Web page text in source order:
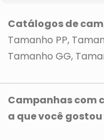
Perfume
Catálogos de
Tamanho PP
Tamanho GG
Campanhas com
a que você gostou